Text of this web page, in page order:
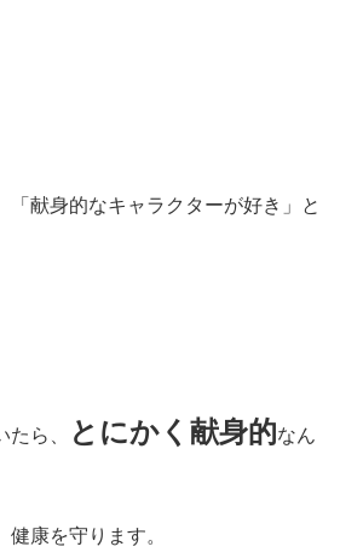
「献身的なキャラクターが好き」と
ら、 とにかく献身的なん
康を守ります。